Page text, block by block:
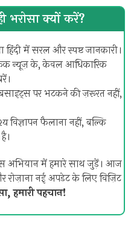
क्यों करें?
हिंदी में सरल और स्पष्ट जानकारी।
न्यूज़ के, केवल आधिकारिक
पर भटकने की ज़रूरत नहीं,
विज्ञापन फैलाना नहीं, बल्कि
अभियान में हमारे साथ जुड़ें। आज
नई अपडेट के लिए विज़िट
हमारी पहचान!